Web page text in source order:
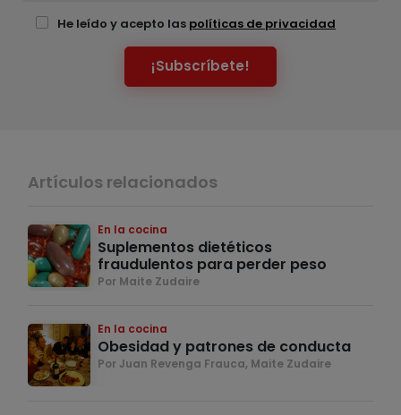
He leído y acepto las políticas de privacidad
¡Subscríbete!
Artículos relacionados
En la cocina
Suplementos dietéticos
fraudulentos para perder peso
Por Maite Zudaire
En la cocina
Obesidad y patrones de conducta
Por Juan Revenga Frauca, Maite Zudaire